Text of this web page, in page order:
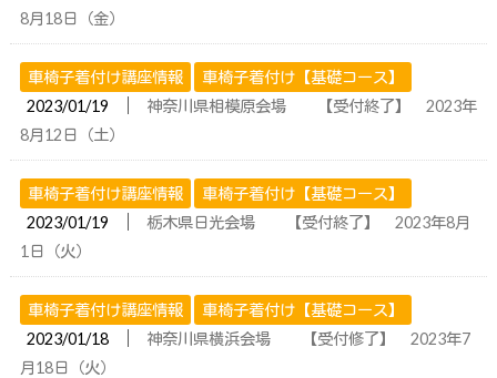
8月18日（金）
車椅子着付け講座情報
車椅子着付け【基礎コース】
2023/01/19
神奈川県相模原会場 【受付終了】 2023年
8月12日（土）
車椅子着付け講座情報
車椅子着付け【基礎コース】
2023/01/19
栃木県日光会場 【受付終了】 2023年8月
1日（火）
車椅子着付け講座情報
車椅子着付け【基礎コース】
2023/01/18
神奈川県横浜会場 【受付修了】 2023年7
月18日（火）